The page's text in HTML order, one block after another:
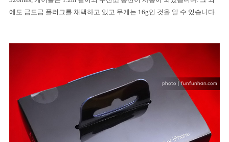
에도 금도금 플러그를 채택하고 있고 무게는 16g인 것을 알 수 있습니다